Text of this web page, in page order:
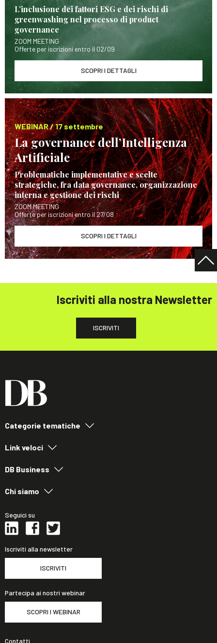
L’inclusione dei fattori ESG e dei rischi di
greenwashing nel processo di product
governance
ZOOM MEETING
Offerte per iscrizioni entro il 02/09
SCOPRI I DETTAGLI
WEBINAR / 17 settembre
La governance dell’Intelligenza
Artificiale
Problematiche implementative e scelte
strategiche, fra data governance, organizzazione
interna e gestione dei rischi
ZOOM MEETING
Offerte per iscrizioni entro il 27/08
SCOPRI I DETTAGLI
Iscriviti alla nostra Newsletter
ISCRIVITI
Categorie tematiche
Link veloci
DB Business
Chi siamo
Seguici su
Iscriviti alla newsletter
ISCRIVITI
Partecipa ai nostri webinar
SCOPRI I WEBINAR
Contatti